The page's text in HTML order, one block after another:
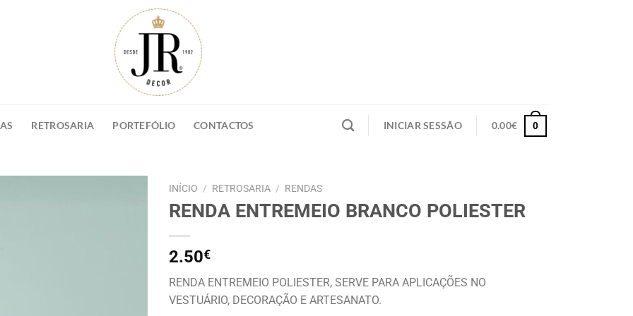
RETROSARIA PORTEFÓLIO CONTACTOS INICIAR SESSÃO 0.00€ 0
INÍCIO / RETROSARIA / RENDAS
RENDA ENTREMEIO BRANCO POLIESTER
2.50€
RENDA ENTREMEIO POLIESTER, SERVE PARA APLICAÇÕES NO
VESTUÁRIO, DECORAÇÃO E ARTESANATO.